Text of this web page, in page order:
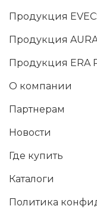
Продукция
Продукция
Продукция ERA
О компании
Партнерам
Новости
Где купить
Каталоги
Политика